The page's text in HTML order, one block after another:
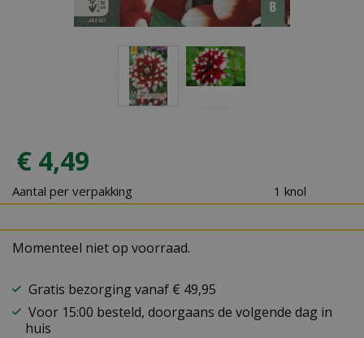
€ 4,49
Aantal per verpakking 1 knol
Momenteel niet op voorraad.
Gratis bezorging vanaf € 49,95
Voor 15:00 besteld, doorgaans de volgende dag in
huis